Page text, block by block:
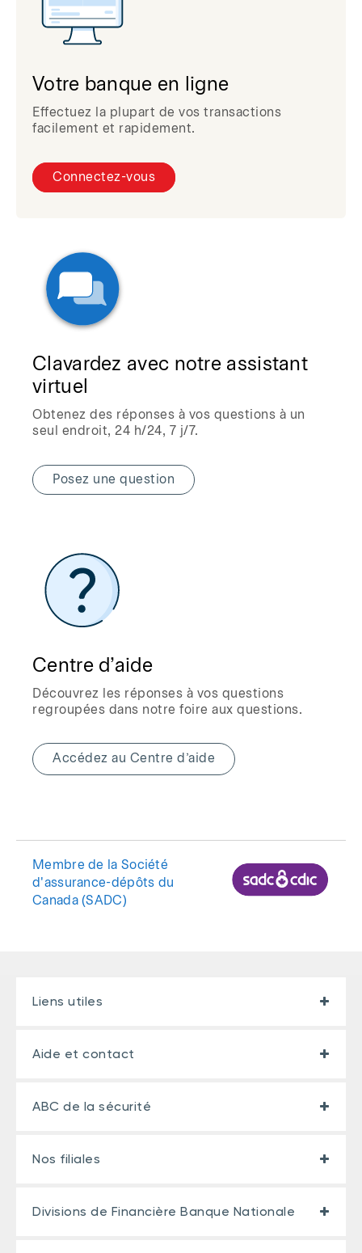
Votre banque en ligne
Effectuez la plupart de vos transactions
facilement et rapidement.
Connectez-vous
Clavardez avec notre assistant
virtuel
Obtenez des réponses à vos questions à un
seul endroit, 24 h/24, 7 j/7.
Posez une question
Centre d’aide
Découvrez les réponses à vos questions
regroupées dans notre foire aux questions.
Accédez au Centre d’aide
Membre de la Société
d'assurance-dépôts du
Canada (SADC)
Liens utiles
Aide et contact
ABC de la sécurité
Nos filiales
Divisions de Financière Banque Nationale